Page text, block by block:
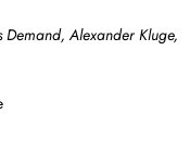
Alexander Kluge,